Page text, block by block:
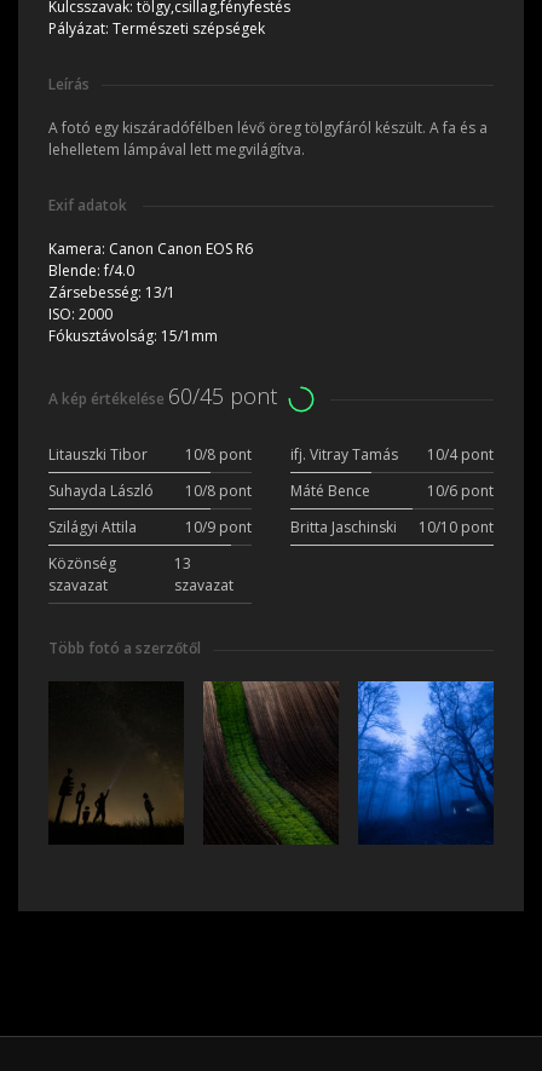
Kulcsszavak: tölgy,csillag,fényfestés
Pályázat: Természeti szépségek
Leírás
A fotó egy kiszáradófélben lévő öreg tölgyfáról készült. A fa és a
lehelletem lámpával lett megvilágítva.
Exif adatok
Kamera: Canon Canon EOS R6
Blende:f/4.0
Zársebesség: 13/1
ISO: 2000
Fókusztávolság: 15/1mm
A kép értékelése 60/45 pont
Litauszki Tibor 10/8 pont ifj. Vitray Tamás
10/4 pont
Suhayda László
10/8 pont Máté Bence
10/6 pont
Szilágyi Attila
10/9 pont Britta Jaschinski
10/10 pont
Közönség
szavazat
13
szavazat
Több fotó a szerzőtől